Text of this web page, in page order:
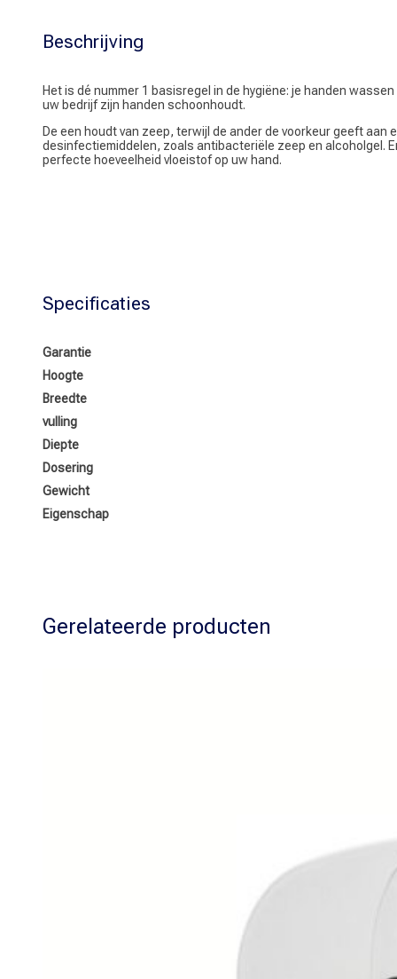
Beschrijving
Het is dé nummer 1 basisregel in de hygiëne: je handen
uw bedrijf zijn handen schoonhoudt.
De een houdt van zeep, terwijl de ander de voorkeur geeft
desinfectiemiddelen, zoals antibacteriële zeep en alcoholgel.
perfecte hoeveelheid vloeistof op uw hand.
Specificaties
Garantie
Hoogte
Breedte
vulling
Diepte
Dosering
Gewicht
Eigenschap
Gerelateerde producten